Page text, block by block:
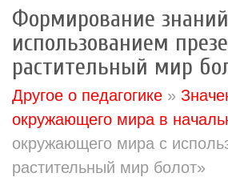
Формирование
использованием
растительный мир
Другое о педагогике »
окружающего мира в
окружающего мира с
растительный мир болот»